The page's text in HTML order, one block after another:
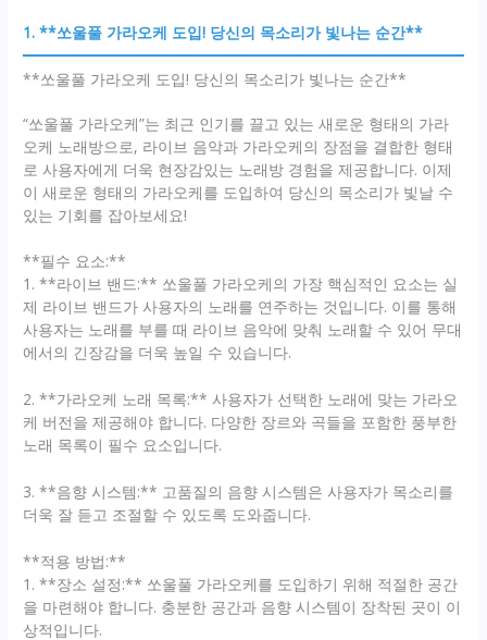
1. **쏘울풀 가라오케 도입! 당신의 목소리가 빛나는 순간**
**쏘울풀 가라오케 도입! 당신의 목소리가 빛나는 순간**
“쏘울풀 가라오케”는 최근 인기를 끌고 있는 새로운 형태의 가라
오케 노래방으로, 라이브 음악과 가라오케의 장점을 결합한 형태
로 사용자에게 더욱 현장감있는 노래방 경험을 제공합니다. 이제
이 새로운 형태의 가라오케를 도입하여 당신의 목소리가 빛날 수
있는 기회를 잡아보세요!
**필수 요소:**
1. **라이브 밴드:** 쏘울풀 가라오케의 가장 핵심적인 요소는 실
제 라이브 밴드가 사용자의 노래를 연주하는 것입니다. 이를 통해
사용자는 노래를 부를 때 라이브 음악에 맞춰 노래할 수 있어 무대
에서의 긴장감을 더욱 높일 수 있습니다.
2. **가라오케 노래 목록:** 사용자가 선택한 노래에 맞는 가라오
케 버전을 제공해야 합니다. 다양한 장르와 곡들을 포함한 풍부한
노래 목록이 필수 요소입니다.
3. **음향 시스템:** 고품질의 음향 시스템은 사용자가 목소리를
더욱 잘 듣고 조절할 수 있도록 도와줍니다.
**적용 방법:**
1. **장소 설정:** 쏘울풀 가라오케를 도입하기 위해 적절한 공간
을 마련해야 합니다. 충분한 공간과 음향 시스템이 장착된 곳이 이
상적입니다.